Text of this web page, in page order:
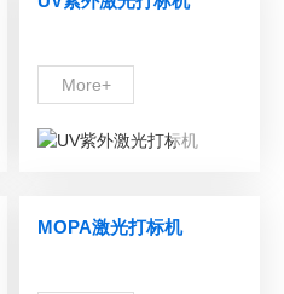
More+
MOPA激光打标机